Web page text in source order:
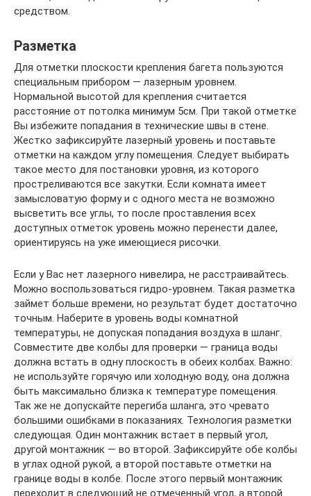
средством.
Разметка
Для отметки плоскости крепления багета пользуются
специальным прибором — лазерным уровнем.
Нормальной высотой для крепления считается
расстояние от потолка минимум 5см. При такой отметке
Вы избежите попадания в технические швы в стене.
Жестко зафиксируйте лазерный уровень и поставьте
отметки на каждом углу помещения. Следует выбирать
такое место для постановки уровня, из которого
простреливаются все закутки. Если комната имеет
замысловатую форму и с одного места не возможно
высветить все углы, то после проставления всех
доступных отметок уровень можно перенести далее,
ориентируясь на уже имеющиеся рисочки.
Если у Вас нет лазерного нивелира, не расстраивайтесь.
Можно воспользоваться гидро-уровнем. Такая разметка
займет больше времени, но результат будет достаточно
точным. Наберите в уровень воды комнатной
температуры, не допуская попадания воздуха в шланг.
Совместите две колбы для проверки — граница воды
должна встать в одну плоскость в обеих колбах. Важно:
не используйте горячую или холодную воду, она должна
быть максимально близка к температуре помещения.
Так же не допускайте перегиба шланга, это чревато
большими ошибками в показаниях. Технология разметки
следующая. Один монтажник встает в первый угол,
другой монтажник — во второй. Зафиксируйте обе колбы
в углах одной рукой, а второй поставьте отметки на
границе воды в колбе. После этого первый монтажник
переходит в следующий не отмеченный угол, а второй